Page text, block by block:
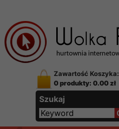
Zawartość Koszyka:
0 produkty: 0.00 zł
Szukaj